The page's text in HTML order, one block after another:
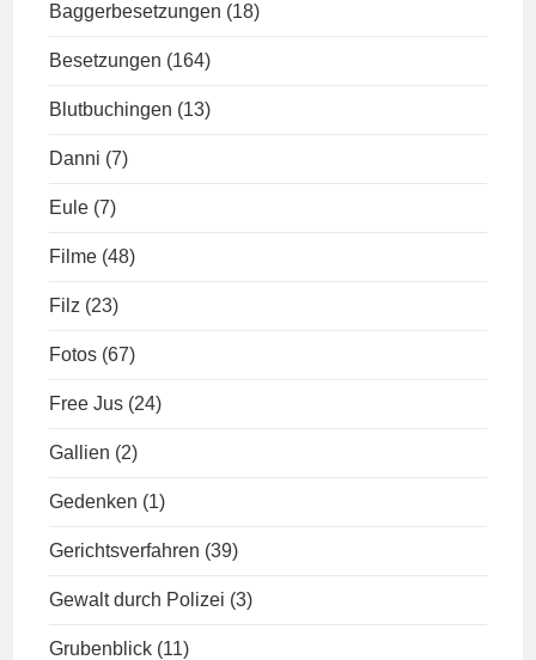
Baggerbesetzungen (18)
Besetzungen (164)
Blutbuchingen (13)
Danni (7)
Eule (7)
Filme (48)
Filz (23)
Fotos (67)
Free Jus (24)
Gallien (2)
Gedenken (1)
Gerichtsverfahren (39)
Gewalt durch Polizei (3)
Grubenblick (11)